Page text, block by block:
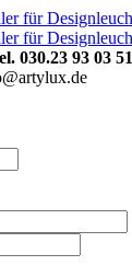
030.23 93 03 51